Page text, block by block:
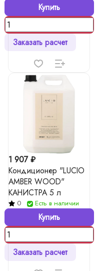
Купить
Заказать расчет
1 907 ₽
Кондиционер "LUCIO
AMBER WOOD"
КАНИСТРА 5 л
0 Есть в наличии
Купить
Заказать расчет